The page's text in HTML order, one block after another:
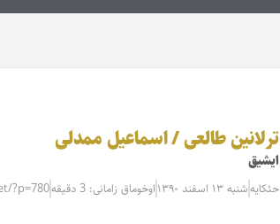
ترلانین طالعی / اسماعیل ممدلی
ایشیق
حئکایهشنبه ۱۳ اسفند ۱۳۹۰ اوخوماق زامانی: 3 دقیقه ?p=780